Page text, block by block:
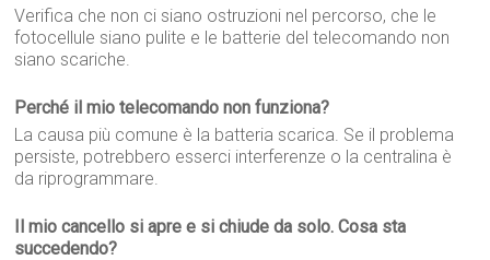
Verifica che non ci siano ostruzioni nel percorso, che le
fotocellule siano pulite e le batterie del telecomando non
siano scariche.
Perché il mio telecomando non funziona?
La causa più comune è la batteria scarica. Se il problema
persiste, potrebbero esserci interferenze o la centralina è
da riprogrammare.
Il mio cancello si apre e si chiude da solo. Cosa sta
succedendo?